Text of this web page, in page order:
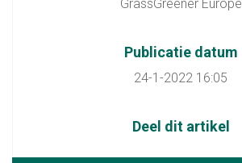
GrassGreener Europe
Publicatie datum
24-1-2022 16:05
Deel dit artikel